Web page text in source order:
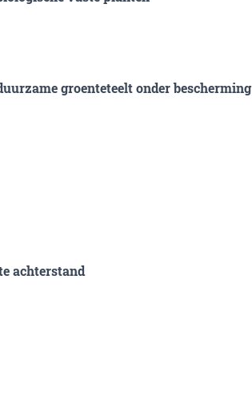
groenteteelt onder bescherming
achterstand